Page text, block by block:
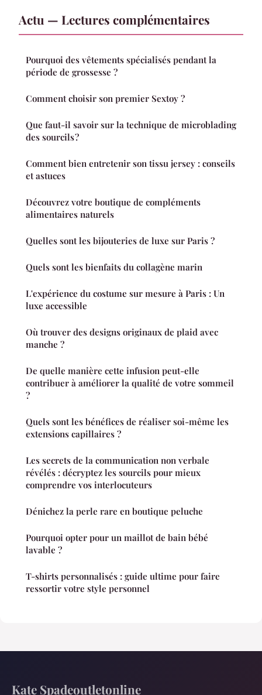
Actu — Lectures complémentaires
Pourquoi des vêtements spécialisés pendant la
période de grossesse ?
Comment choisir son premier Sextoy ?
Que faut-il savoir sur la technique de microblading
des sourcils ?
Comment bien entretenir son tissu jersey : conseils
et astuces
Découvrez votre boutique de compléments
alimentaires naturels
Quelles sont les bijouteries de luxe sur Paris ?
Quels sont les bienfaits du collagène marin
L'expérience du costume sur mesure à Paris : Un
luxe accessible
Où trouver des designs originaux de plaid avec
manche ?
De quelle manière cette infusion peut-elle
contribuer à améliorer la qualité de votre sommeil
?
Quels sont les bénéfices de réaliser soi-même les
extensions capillaires ?
Les secrets de la communication non verbale
révélés : décryptez les sourcils pour mieux
comprendre vos interlocuteurs
Dénichez la perle rare en boutique peluche
Pourquoi opter pour un maillot de bain bébé
lavable ?
T-shirts personnalisés : guide ultime pour faire
ressortir votre style personnel
Kate Spadeoutletonline